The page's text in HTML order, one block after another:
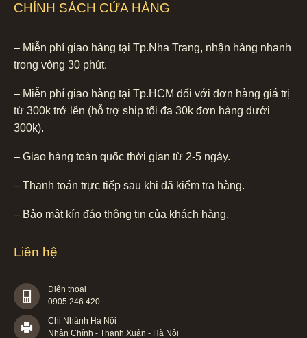
CHÍNH SÁCH CỬA HÀNG
– Miễn phí giao hàng tại Tp.Nha Trang, nhận hàng nhanh
trong vòng 30 phút.
– Miễn phí giao hàng tại Tp.HCM đối với đơn hàng giá trị
từ 300k trở lên (hỗ trợ ship tối đa 30k đơn hàng dưới
300k).
– Giao hàng toàn quốc thời gian từ 2-5 ngày.
– Thanh toán trực tiếp sau khi đã kiểm tra hàng.
– Bảo mật kín đáo thông tin của khách hàng.
Liên hệ
Điện thoại
0905 246 420
Chi Nhánh Hà Nội
Nhân Chính - Thanh Xuân - Hà Nội